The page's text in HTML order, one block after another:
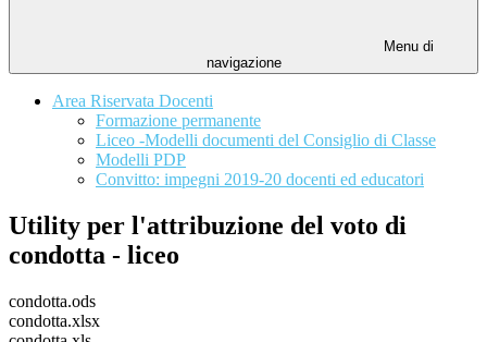
Menu di
navigazione
Area Riservata Docenti
Formazione permanente
Liceo -Modelli documenti del Consiglio di Classe
Modelli PDP
Convitto: impegni 2019-20 docenti ed educatori
Utility per l'attribuzione del voto di
condotta - liceo
condotta.ods
condotta.xlsx